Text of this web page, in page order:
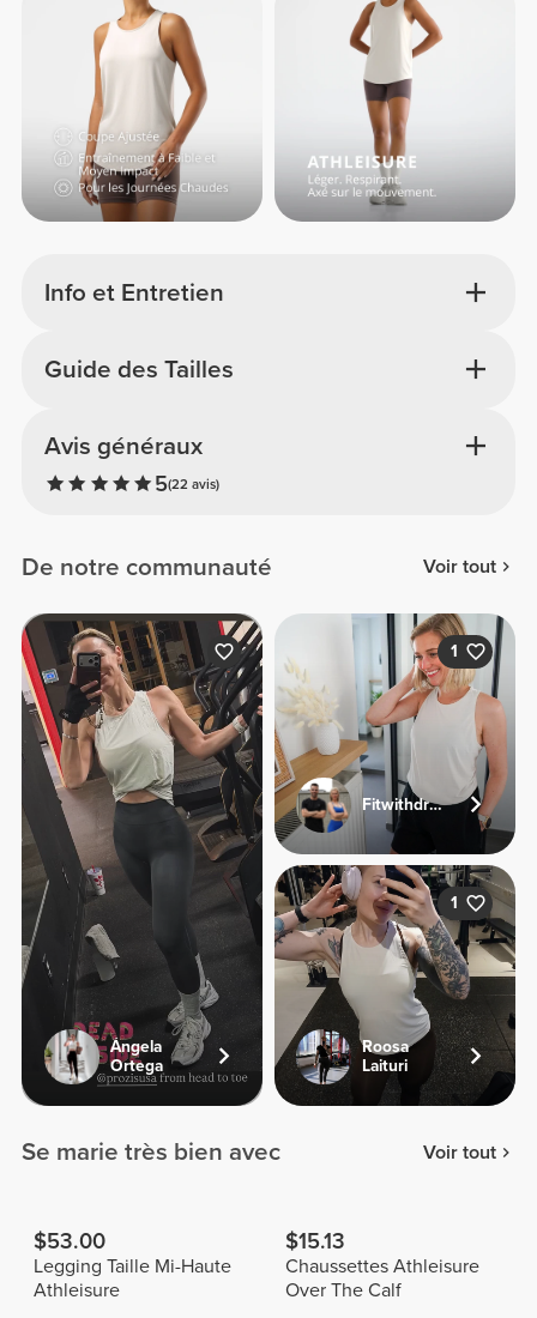
Info et Entretien
Avis généraux
5(22 avis)
Guide des Tailles
De notre communauté Voir tout
Ángela
Ortega
1
Fitwithdriesandjolien
1
Roosa
Laituri
Se marie très bien avec Voir tout
$53.00
Legging Taille Mi-Haute
Athleisure
$15.13
Chaussettes Athleisure
Over The Calf